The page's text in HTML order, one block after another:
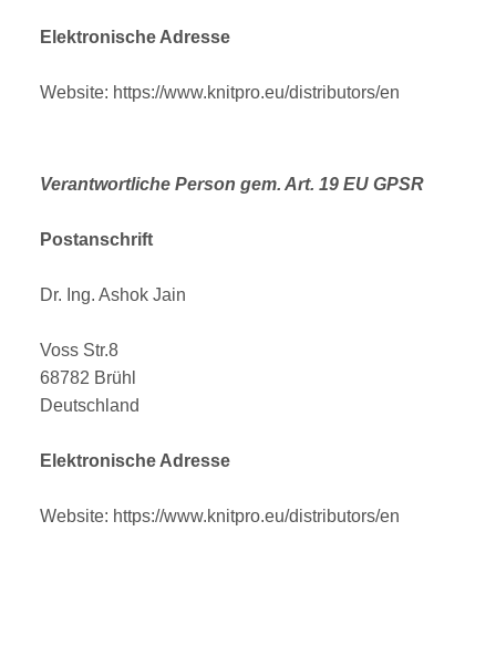
Elektronische Adresse
Website: https://www.knitpro.eu/distributors/en
Verantwortliche Person gem. Art. 19 EU GPSR
Postanschrift
Dr. Ing. Ashok Jain
Voss Str.8
68782 Brühl
Deutschland
Elektronische Adresse
Website: https://www.knitpro.eu/distributors/en